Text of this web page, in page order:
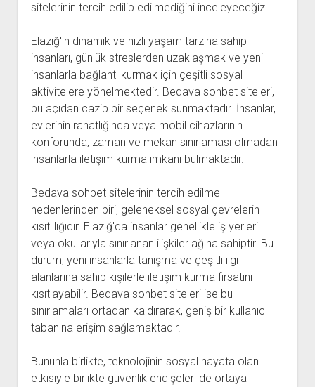
sitelerinin tercih edilip edilmediğini inceleyeceğiz.
Elazığ'ın dinamik ve hızlı yaşam tarzına sahip
insanları, günlük streslerden uzaklaşmak ve yeni
insanlarla bağlantı kurmak için çeşitli sosyal
aktivitelere yönelmektedir. Bedava sohbet siteleri,
bu açıdan cazip bir seçenek sunmaktadır. İnsanlar,
evlerinin rahatlığında veya mobil cihazlarının
konforunda, zaman ve mekan sınırlaması olmadan
insanlarla iletişim kurma imkanı bulmaktadır.
Bedava sohbet sitelerinin tercih edilme
nedenlerinden biri, geleneksel sosyal çevrelerin
kısıtlılığıdır. Elazığ'da insanlar genellikle iş yerleri
veya okullarıyla sınırlanan ilişkiler ağına sahiptir. Bu
durum, yeni insanlarla tanışma ve çeşitli ilgi
alanlarına sahip kişilerle iletişim kurma fırsatını
kısıtlayabilir. Bedava sohbet siteleri ise bu
sınırlamaları ortadan kaldırarak, geniş bir kullanıcı
tabanına erişim sağlamaktadır.
Bununla birlikte, teknolojinin sosyal hayata olan
etkisiyle birlikte güvenlik endişeleri de ortaya